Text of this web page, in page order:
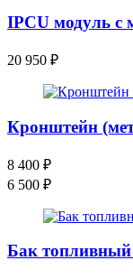
IPCU модуль
20 950 ₽
Кронштейн
8 400 ₽
6 500 ₽
Бак топливный